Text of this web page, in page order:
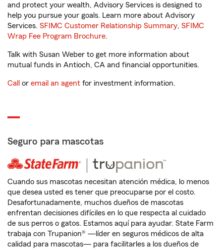
and protect your wealth, Advisory Services is designed to
help you pursue your goals. Learn more about Advisory
Services. SFIMC Customer Relationship Summary, SFIMC
Wrap Fee Program Brochure.
Talk with Susan Weber to get more information about
mutual funds in Antioch, CA and financial opportunities.
Call or email an agent for investment information.
Seguro para mascotas
Cuando sus mascotas necesitan atención médica, lo menos
que desea usted es tener que preocuparse por el costo.
Desafortunadamente, muchos dueños de mascotas
enfrentan decisiones difíciles en lo que respecta al cuidado
de sus perros o gatos. Estamos aquí para ayudar. State Farm
trabaja con Trupanion® —líder en seguros médicos de alta
calidad para mascotas— para facilitarles a los dueños de